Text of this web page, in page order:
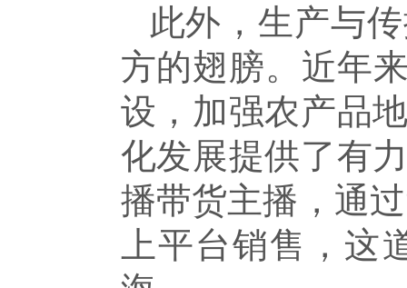
此外，生产与
方的翅膀。近年
设，加强农产品
化发展提供了有
播带货主播，通
上平台销售，